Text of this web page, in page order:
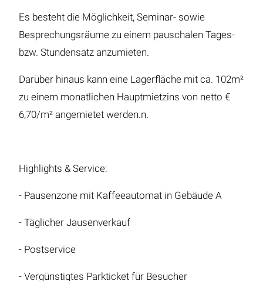
Es besteht die Möglichkeit, Seminar- sowie
Besprechungsräume zu einem pauschalen Tages-
bzw. Stundensatz anzumieten.
Darüber hinaus kann eine Lagerfläche mit ca. 102m²
zu einem monatlichen Hauptmietzins von netto €
6,70/m² angemietet werden.n.
Highlights & Service:
- Pausenzone mit Kaffeeautomat in Gebäude A
- Täglicher Jausenverkauf
- Postservice
- Vergünstigtes Parkticket für Besucher